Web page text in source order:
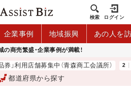
検索 ログイン
企業事例 地域振興 あの人を
商売繁盛・企業事例が満載！
」利用店舗募集中（青森商工会議所）
都道府県から探す